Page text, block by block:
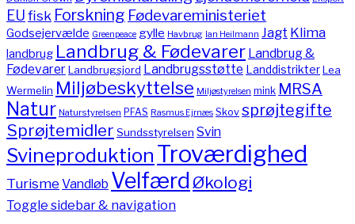
EUfisk Forskning Fødevareministeriet
Godsejervælde Greenpeace gylle Havbrug Ian Heilmann Jagt Klima
landbrug Landbrug & Fødevarer Landbrug &
FødevarerLandbrugsjord Landbrugsstøtte LanddistrikterLea
Wermelin Miljøbeskyttelse Miljøstyrelsen mink MRSA
Natur Naturstyrelsen PFAS Rasmus Ejrnæs Skov sprøjtegifte
Sprøjtemidler Sundsstyrelsen Svin
Svineproduktion Troværdighed
TurismeVandløb Velfærd Økologi
Toggle sidebar & navigation